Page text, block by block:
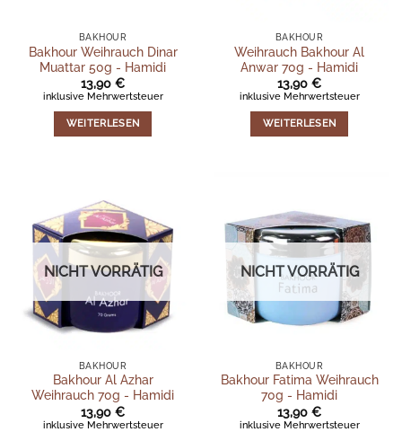
BAKHOUR
Bakhour Weihrauch Dinar
Muattar 50g - Hamidi
13,90 €
inklusive Mehrwertsteuer
WEITERLESEN
BAKHOUR
Weihrauch Bakhour Al
Anwar 70g - Hamidi
13,90 €
inklusive Mehrwertsteuer
WEITERLESEN
NICHT VORRÄTIG
BAKHOUR
Bakhour Al Azhar
Weihrauch 70g - Hamidi
13,90 €
inklusive Mehrwertsteuer
NICHT VORRÄTIG
BAKHOUR
Bakhour Fatima Weihrauch
70g - Hamidi
13,90 €
inklusive Mehrwertsteuer